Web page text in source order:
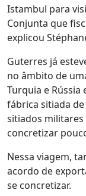
Istambul para
Conjunta que
explicou
Guterres já
no âmbito de
Turquia e Rússia
fábrica sitiada
sitiados
concretizar
Nessa viagem,
acordo de
se concretizar.